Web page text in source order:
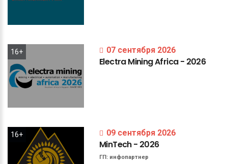
16+ 07 сентября 2026
ElectraMiningAfrica- 2026
16+ 09 сентября 2026
MinTech- 2026
ГП: инфопартнер